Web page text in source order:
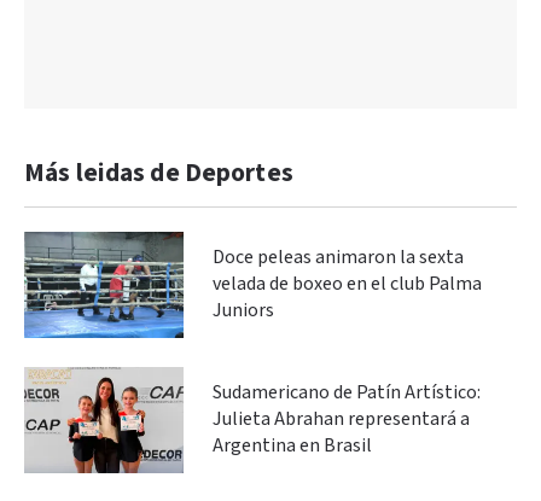
Más leidas de Deportes
Doce peleas animaron la sexta
velada de boxeo en el club Palma
Juniors
Sudamericano de Patín Artístico:
Julieta Abrahan representará a
Argentina en Brasil